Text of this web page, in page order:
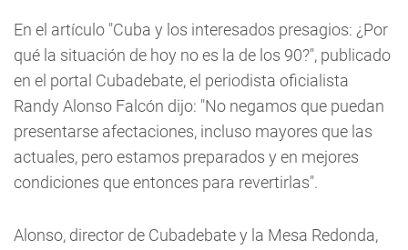
En el artículo "Cuba y los interesados presagios: ¿Por
qué la situación de hoy no es la de los 90?", publicado
en el portal Cubadebate, el periodista oficialista
Randy Alonso Falcón dijo: "No negamos que puedan
presentarse afectaciones, incluso mayores que las
actuales, pero estamos preparados y en mejores
condiciones que entonces para revertirlas".
Alonso, director de Cubadebate y la Mesa Redonda,